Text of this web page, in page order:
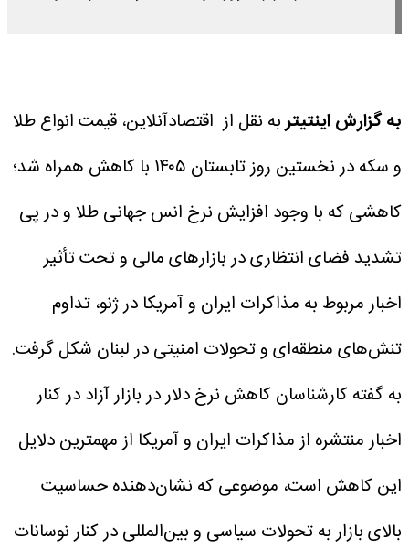
به گزارش اینتیتربه نقل از اقتصادآنلاین، قیمت انواع طلا
و سکه در نخستین روز تابستان ۱۴۰۵ با کاهش همراه شد؛
کاهشی که با وجود افزایش نرخ انس جهانی طلا و در پی
تشدید فضای انتظاری در بازارهای مالی و تحت تأثیر
اخبار مربوط به مذاکرات ایران و آمریکا در ژنو، تداوم
تنش‌های منطقه‌ای و تحولات امنیتی در لبنان شکل گرفت.
به گفته کارشناسان کاهش نرخ دلار در بازار آزاد در کنار
اخبار منتشره از مذاکرات ایران و آمریکا از مهمترین دلایل
این کاهش است، موضوعی که نشان‌دهنده حساسیت
بالای بازار به تحولات سیاسی و بین‌المللی در کنار نوسانات